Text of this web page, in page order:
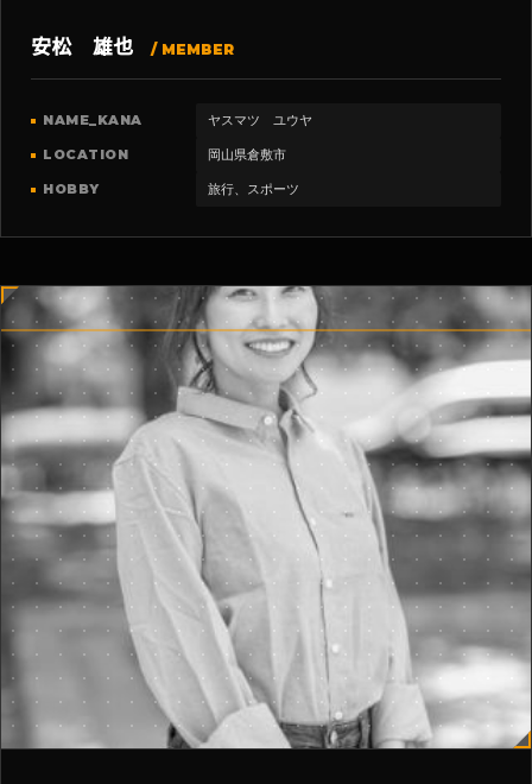
安松 雄也 / MEMBER
NAME_KANA ヤスマツ ユウヤ
LOCATION 岡山県倉敷市
HOBBY 旅行、スポーツ